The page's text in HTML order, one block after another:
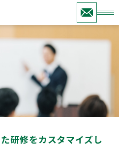
研修をカスタマイズし